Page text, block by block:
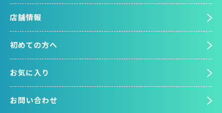
店舗情報
初めての方へ
お気に入り
お問い合わせ